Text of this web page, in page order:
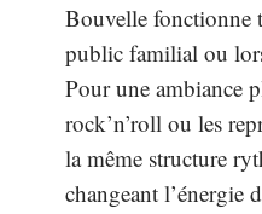
Bouvelle fonctionne
public familial ou
Pour une ambiance
rock’n’roll ou les
la même structure
changeant l’énergie